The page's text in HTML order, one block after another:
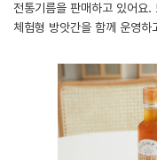
전통기름을 판매하고 있어요
체험형 방앗간을 함께 운영하